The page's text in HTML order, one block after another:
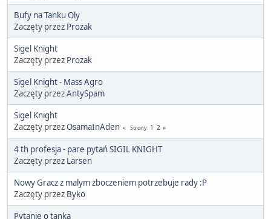
Bufy na Tanku Oly
Zaczęty przez Prozak
Sigel Knight
Zaczęty przez Prozak
Sigel Knight - Mass Agro
Zaczęty przezAntySpam
Sigel Knight
Zaczęty przezOsamaInAden Strony 1 2
4 th profesja - pare pytań SIGIL KNIGHT
Zaczęty przez Larsen
Nowy Gracz z malym zboczeniem potrzebuje rady :P
Zaczęty przez Byko
Pytanie o tanka